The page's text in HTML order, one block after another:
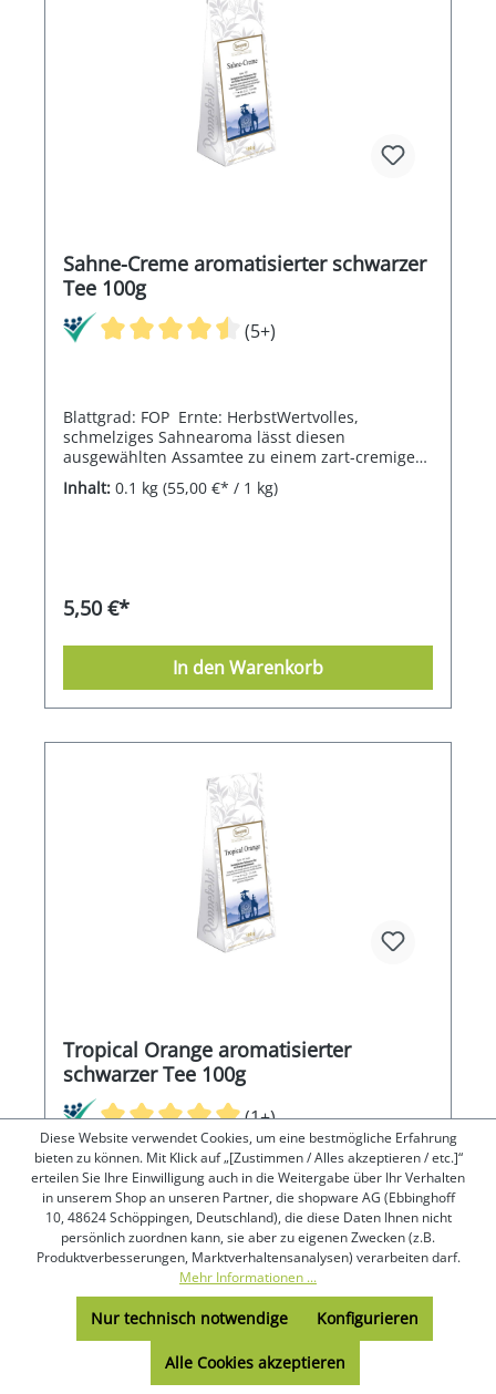
Sahne-Creme aromatisierter schwarzer
Tee 100g
(5+)
Blattgrad: FOP Ernte: HerbstWertvolles,
schmelziges Sahnearoma lässt diesen
ausgewählten Assamtee zu einem zart-cremigen
Geschmackserlebnis werden.
Inhalt: 0.1 kg (55,00 €* / 1 kg)
5,50 €*
In den Warenkorb
Tropical Orange aromatisierter
schwarzer Tee 100g
(1+)
Blattgrad: FOP Ernte: HerbstGoldgelbe, reife
Orangen verbreiten ihr fruchtig-süßes Aroma
verschwenderisch über einer harmonisch
abgestimmten Mischung aus Südindien und
(58,00 €* / 1 kg)
Diese Website verwendet Cookies, um eine bestmögliche Erfahrung
bieten zu können. Mit Klick auf „[Zustimmen / Alles akzeptieren / etc.]“
erteilen Sie Ihre Einwilligung auch in die Weitergabe über Ihr Verhalten
in unserem Shop an unseren Partner, die shopware AG (Ebbinghoff
10, 48624 Schöppingen, Deutschland), die diese Daten Ihnen nicht
persönlich zuordnen kann, sie aber zu eigenen Zwecken (z.B.
Produktverbesserungen, Marktverhaltensanalysen) verarbeiten darf.
Mehr Informationen ...
Nur technisch notwendige Konfigurieren
Alle Cookies akzeptieren